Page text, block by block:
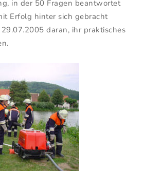
in der 50 Fragen beantwortet
Erfolg hinter sich gebracht
daran, ihr praktisches